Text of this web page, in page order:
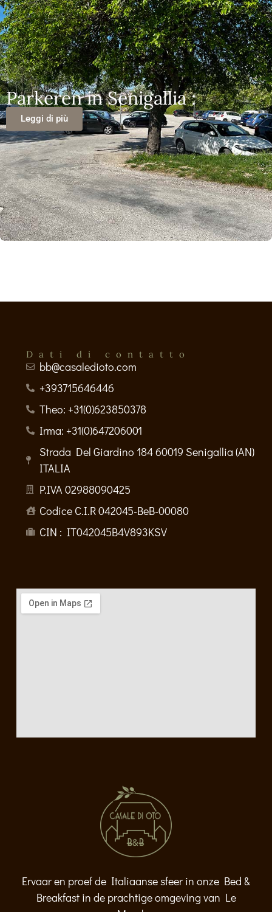
Parkeren in Senigallia :
Leggi di più
Ervaar en proef de Italiaanse sfeer in onze Bed &
Breakfast in de prachtige omgeving van Le
Dati di contatto
bb@casaledioto.com
+393715646446
Theo: +31(0)623850378
Irma: +31(0)647206001
Strada Del Giardino 184 60019 Senigallia (AN)
ITALIA
P.IVA 02988090425
Codice C.I.R 042045-BeB-00080
CIN : IT042045B4V893KSV